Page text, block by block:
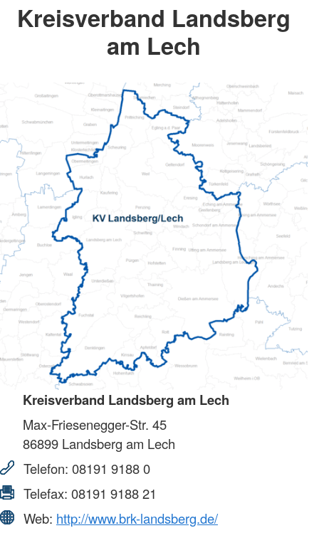
Kreisverband Landsberg
am Lech
Kreisverband Landsberg am Lech
Max-Friesenegger-Str. 45
86899 Landsberg am Lech
Telefon: 08191 9188 0
Telefax: 08191 9188 21
Web: http://www.brk-landsberg.de/